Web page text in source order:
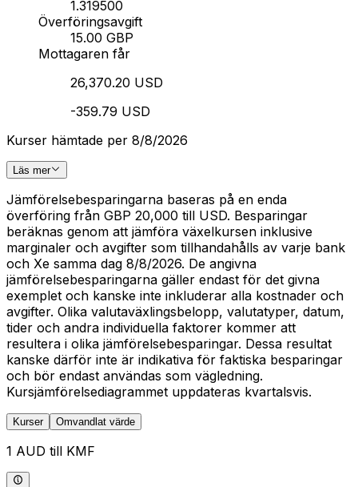
1.319500
Överföringsavgift
15.00 GBP
Mottagaren får
26,370.20 USD
-359.79 USD
Kurser hämtade per 8/8/2026
Läs mer
Jämförelsebesparingarna baseras på en enda
överföring från GBP 20,000 till USD. Besparingar
beräknas genom att jämföra växelkursen inklusive
marginaler och avgifter som tillhandahålls av varje bank
och Xe samma dag 8/8/2026. De angivna
jämförelsebesparingarna gäller endast för det givna
exemplet och kanske inte inkluderar alla kostnader och
avgifter. Olika valutaväxlingsbelopp, valutatyper, datum,
tider och andra individuella faktorer kommer att
resultera i olika jämförelsebesparingar. Dessa resultat
kanske därför inte är indikativa för faktiska besparingar
och bör endast användas som vägledning.
Kursjämförelsediagrammet uppdateras kvartalsvis.
Kurser Omvandlat värde
1 AUD till KMF